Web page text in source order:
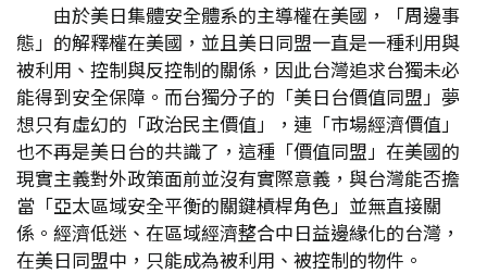
由於美日集體安全體系的主導權在美國，「周邊事
態」的解釋權在美國，並且美日同盟一直是一種利用與
被利用、控制與反控制的關係，因此台灣追求台獨未必
能得到安全保障。而台獨分子的「美日台價值同盟」夢
想只有虛幻的「政治民主價值」，連「市場經濟價值」
也不再是美日台的共識了，這種「價值同盟」在美國的
現實主義對外政策面前並沒有實際意義，與台灣能否擔
當「亞太區域安全平衡的關鍵槓桿角色」並無直接關
係。經濟低迷、在區域經濟整合中日益邊緣化的台灣，
在美日同盟中，只能成為被利用、被控制的物件。